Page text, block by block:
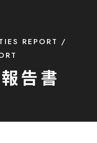
REPORT /
告書